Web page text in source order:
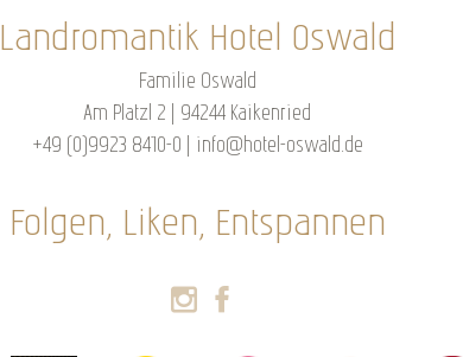
Landromantik Hotel Oswald
Familie Oswald
Am Platzl 2 | 94244 Kaikenried
+49 (0)9923 8410-0
info@hotel-oswald.de
Folgen, Liken, Entspannen